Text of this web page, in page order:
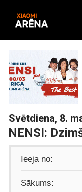
Svētdiena, 8.
NENSI:
Ieeja no:
Sākums: